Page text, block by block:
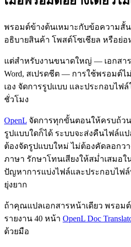
พรอมต์ข้างต้นเหมาะกับข้อความสั้น
อธิบายสินค้า โพสต์โซเชียล หรือย่อ
แต่สำหรับงานขนาดใหญ่ — เอกสาร
Word, สเปรดชีต — การใช้พรอมต์
เอง จัดการรูปแบบ และประกอบไฟ
ชั่วโมง
OpenL จัดการทุกขั้นตอนให้ครบถ้วน
รูปแบบใดก็ได้ ระบบจะส่งคืนไฟล์แ
ต้องจัดรูปแบบใหม่ ไม่ต้องคัดลอกวา
ภาษา รักษาโทนเสียงให้สม่ำเสมอ
ปัญหาการแบ่งไฟล์และประกอบไฟ
ยุ่งยาก
ถ้าคุณแปลเอกสารหน้าเดียว พรอม
รายงาน 40 หน้า OpenL Doc
ด้วยมือ